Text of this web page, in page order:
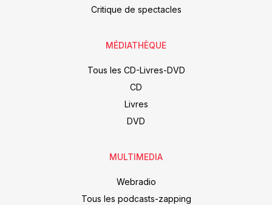
Critique de spectacles
MÉDIATHÈQUE
Tous les CD-Livres-DVD
CD
Livres
DVD
MULTIMEDIA
Webradio
Tous les podcasts-zapping